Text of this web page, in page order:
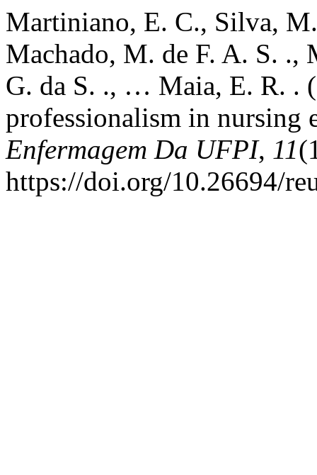
Martiniano, E. C., Silva,
Machado, M. de F. A. S.
G. da S. ., … Maia, E. R. .
professionalism in nursing
Enfermagem Da UFPI, 11
https://doi.org/10.26694/